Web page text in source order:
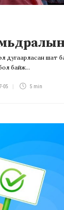
дугаарласан шат
байж...
05 5 min